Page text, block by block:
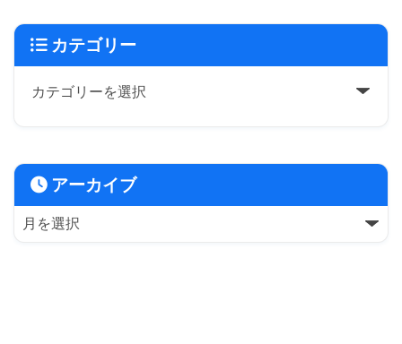
カテゴリー
アーカイブ